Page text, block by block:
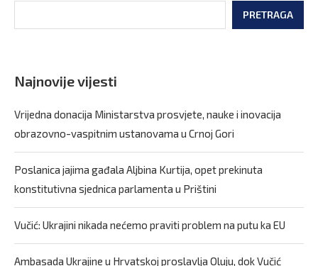
PRETRAGA
Najnovije vijesti
Vrijedna donacija Ministarstva prosvjete, nauke i inovacija
obrazovno-vaspitnim ustanovama u Crnoj Gori
Poslanica jajima gađala Aljbina Kurtija, opet prekinuta
konstitutivna sjednica parlamenta u Prištini
Vučić: Ukrajini nikada nećemo praviti problem na putu ka EU
Ambasada Ukrajine u Hrvatskoj proslavlja Oluju, dok Vučić